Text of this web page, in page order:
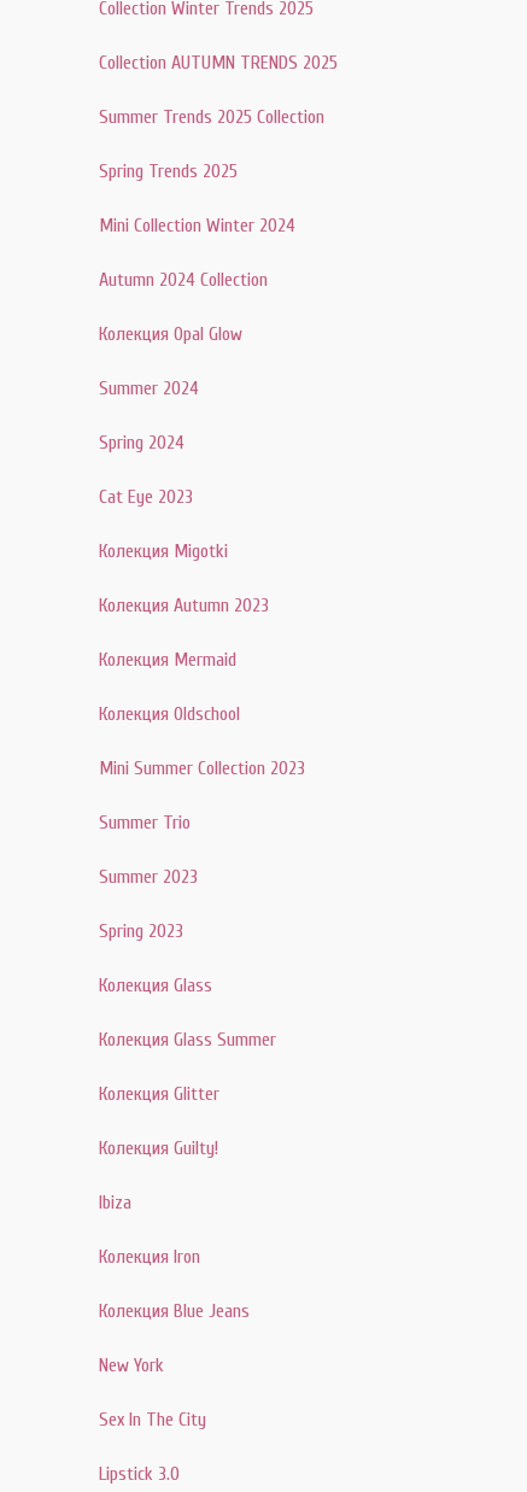
Collection Winter Trends 2025
Collection AUTUMN TRENDS 2025
Summer Trends 2025 Collection
Spring Trends 2025
Mini Collection Winter 2024
Autumn 2024 Collection
Колекция Opal Glow
Summer 2024
Spring 2024
Cat Eye 2023
Колекция Migotki
Колекция Autumn 2023
Колекция Mermaid
Колекция Oldschool
Mini Summer Collection 2023
Summer Trio
Summer 2023
Spring 2023
Колекция Glass
Колекция Glass Summer
Колекция Glitter
Колекция Guilty!
Ibiza
Колекция Iron
Колекция Blue Jeans
New York
Sex In The City
Lipstick 3.0